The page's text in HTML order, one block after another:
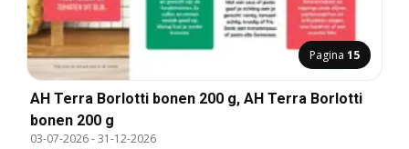
Pagina 15
AH Terra Borlotti bonen 200 g, AH Terra Borlotti
bonen 200 g
03-07-2026-31-12-2026